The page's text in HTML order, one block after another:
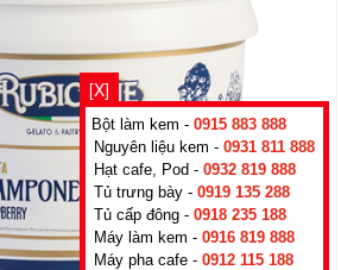
[X]
Bột làm kem - 0915 883 888
Nguyên liệu kem - 0931 811 888
Hạt cafe, Pod - 0932 819 888
Tủ trưng bày - 0919 135 288
Tủ cấp đông - 0918 235 188
Máy làm kem - 0916 819 888
Máy pha cafe - 0912 115 188